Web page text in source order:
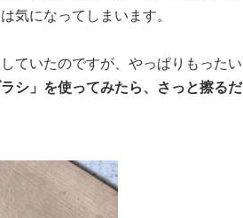
気になってしまいます。
ていたのですが、やっぱりもったい
シ」を使ってみたら、さっと擦るだ